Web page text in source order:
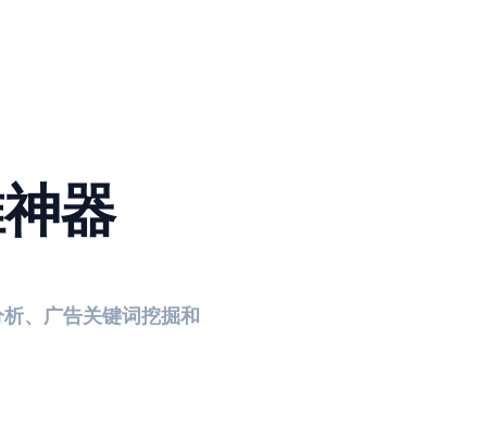
器
、广告关键词挖掘和